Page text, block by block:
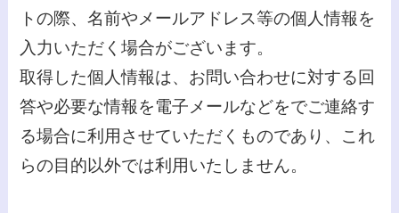
トの際、名前やメールアドレス等の個人情報を
入力いただく場合がございます。
取得した個人情報は、お問い合わせに対する回
答や必要な情報を電子メールなどをでご連絡す
る場合に利用させていただくものであり、これ
らの目的以外では利用いたしません。